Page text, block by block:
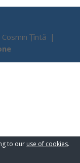
Țîntă |
to our use of cookies.